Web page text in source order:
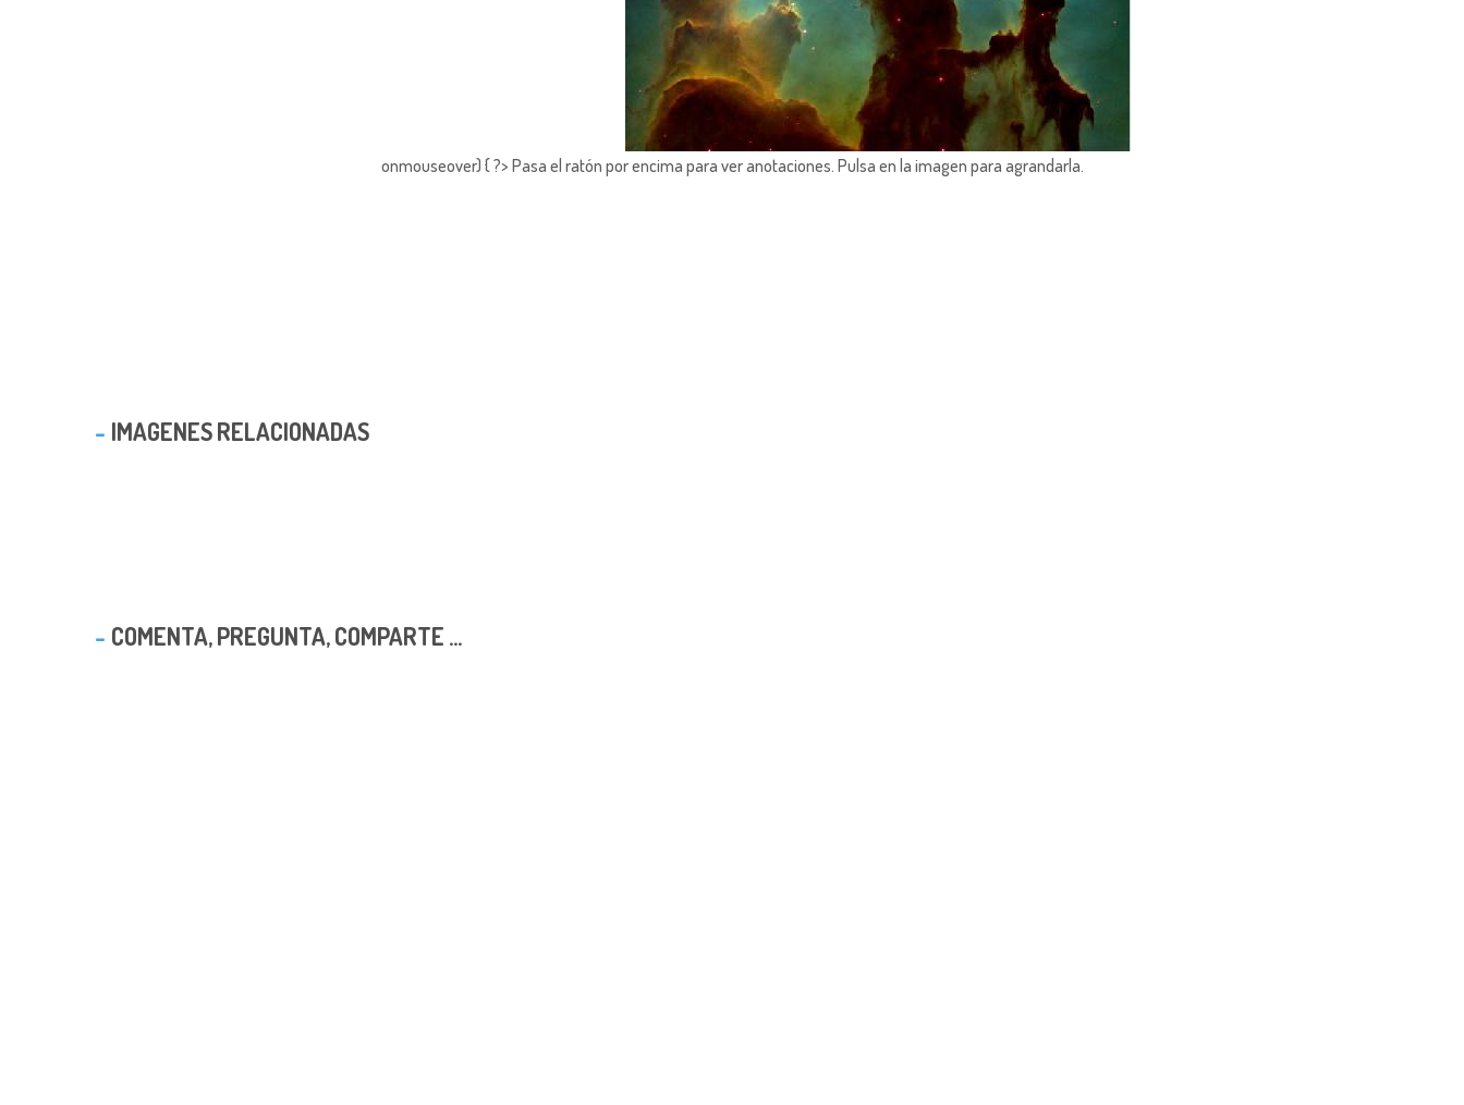
onmouseover) { ?> Pasa el ratón por encima para ver anotaciones. Pulsa en la imagen para agrandarla.
IMAGENES RELACIONADAS
COMENTA, PREGUNTA, COMPARTE ...